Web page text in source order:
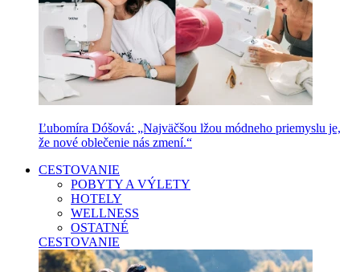
Ľubomíra Dóšová: „Najväčšou lžou módneho priemyslu je,
že nové oblečenie nás zmení.“
CESTOVANIE
POBYTY A VÝLETY
HOTELY
WELLNESS
OSTATNÉ
CESTOVANIE